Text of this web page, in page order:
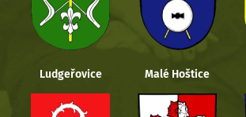
Ludgeřovice Malé Hoštice